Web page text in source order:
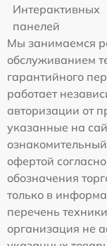
Интерактивных
панелей
Мы занимаемся
обслуживанием
гарантийного
работает
авторизации от
указанные на
офертой
обозначения
только в
перечень
организация не